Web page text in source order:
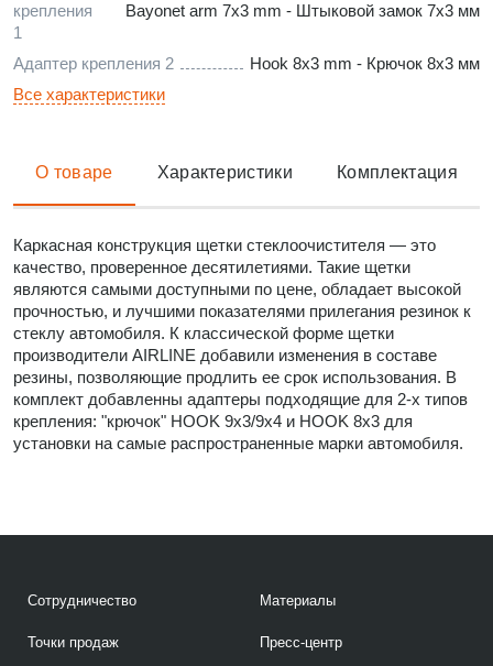
крепления
1
Bayonet arm 7x3 mm - Штыковой замок 7x3 мм
Адаптер крепления 2
Hook 8x3 mm - Крючок 8x3 мм
Все характеристики
О товаре Характеристики Комплектация
Каркасная конструкция щетки стеклоочистителя — это
качество, проверенное десятилетиями. Такие щетки
являются самыми доступными по цене, обладает высокой
прочностью, и лучшими показателями прилегания резинок к
стеклу автомобиля. К классической форме щетки
производители AIRLINE добавили изменения в составе
резины, позволяющие продлить ее срок использования. В
комплект добавленны адаптеры подходящие для 2-х типов
крепления: "крючок" HOOK 9x3/9x4 и HOOK 8x3 для
установки на самые распространенные марки автомобиля.
Сотрудничество
Точки продаж
Материалы
Пресс-центр